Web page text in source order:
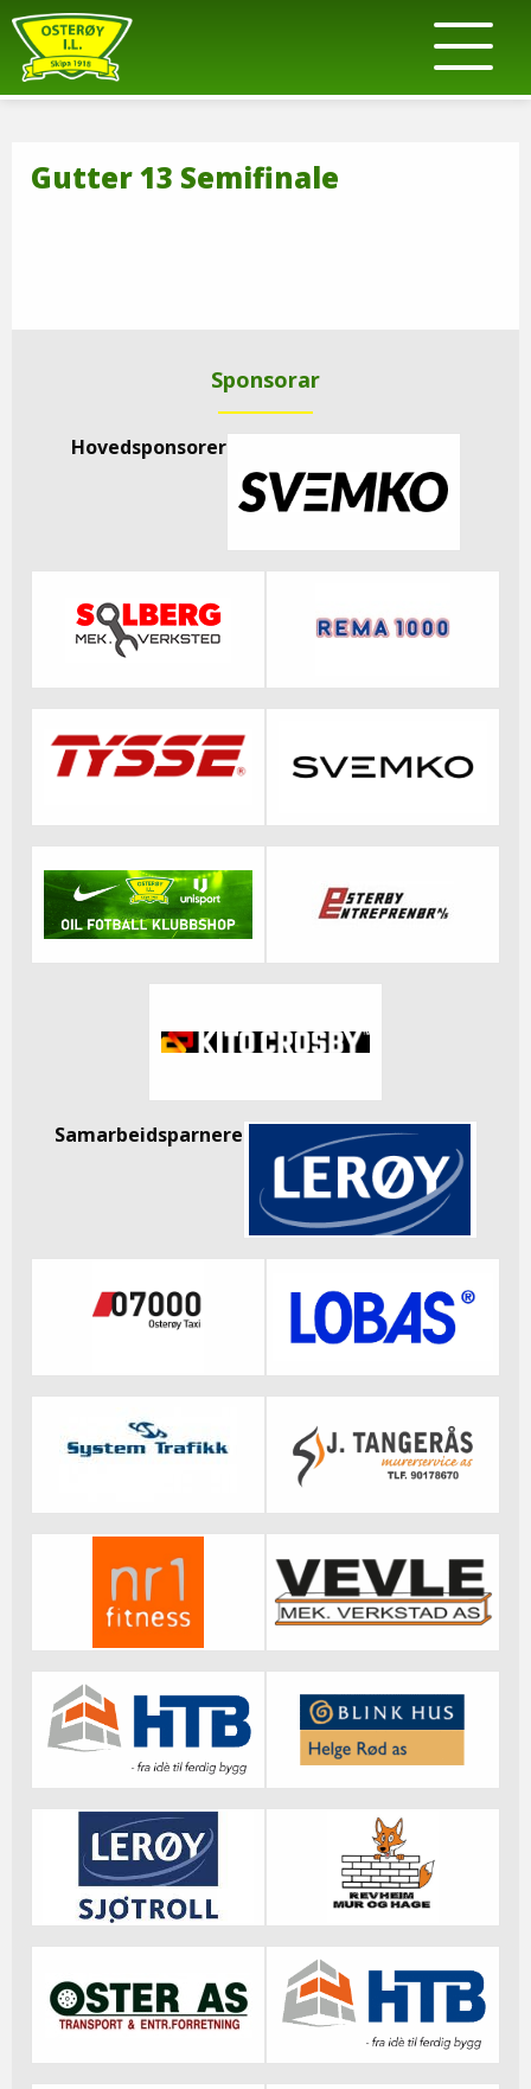
Gutter 13 Semifinale
Sponsorar
Hovedsponsorer
Samarbeidsparnere